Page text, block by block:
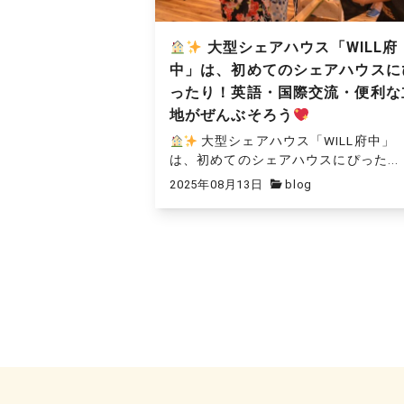
大型シェアハウス「WILL府
中」は、初めてのシェアハウス
ったり！英語・国際交流・便利
地がぜんぶそろう
大型シェアハウス「WILL府中」
は、初めてのシェアハウスにぴった...
2025年08月13日 blog